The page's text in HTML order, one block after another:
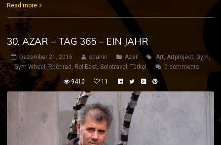
Read more
30. AZAR – TAG 365 – EIN JAHR
Dezember 21, 2016 shahin Azar Art, Artproject, Gym,
Gym Wheel ,Rhönrad , RollEast, Solotravel , Türkei 0 comments
9410 11